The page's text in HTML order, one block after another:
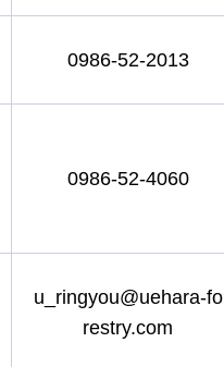
0986-52-2013
0986-52-4060
u_ringyou@uehara-fo
restry.com